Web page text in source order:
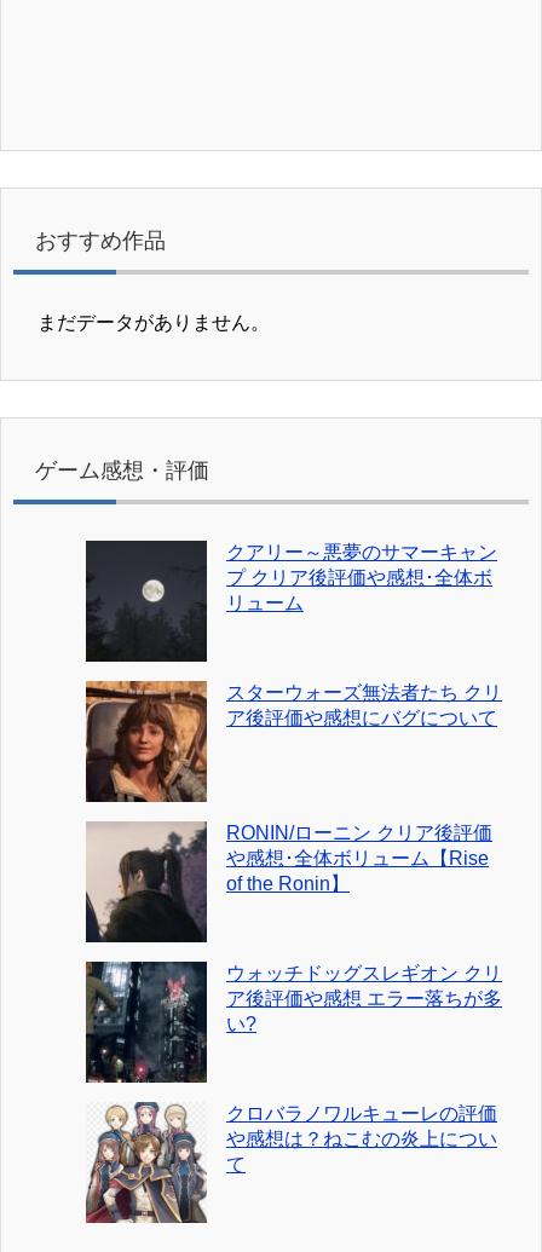
おすすめ作品
まだデータがありません。
ゲーム感想・評価
クアリー～悪夢のサマーキャン
プ クリア後評価や感想･全体ボ
リューム
スターウォーズ無法者たち クリ
ア後評価や感想にバグについて
RONIN/ローニン クリア後評価
や感想･全体ボリューム【Rise
of the Ronin】
ウォッチドッグスレギオン クリ
ア後評価や感想 エラー落ちが多
い?
クロバラノワルキューレの評価
や感想は？ねこむの炎上につい
て